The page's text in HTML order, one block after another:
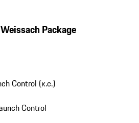
Package
Control (к.с.)
Control